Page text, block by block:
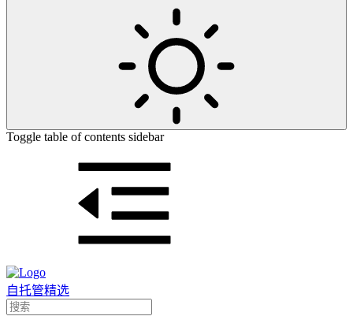
Toggle table of contents sidebar
自托管精选